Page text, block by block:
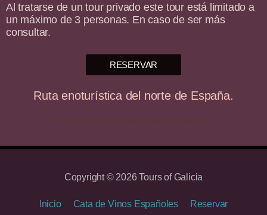
Al tratarse de un tour privado este tour está limitado a
un máximo de 3 personas. En caso de ser más
consultar.
RESERVAR
Ruta enoturística del norte de España.
Copyright © 2026 Tours of Galicia
Inicio Cata de Vinos Españoles
Reservar